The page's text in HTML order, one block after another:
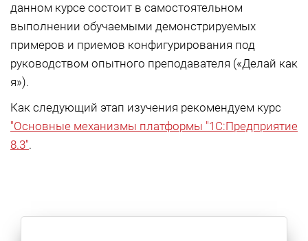
данном курсе состоит в самостоятельном
выполнении обучаемыми демонстрируемых
примеров и приемов конфигурирования под
руководством опытного преподавателя («Делай как
я»).
Как следующий этап изучения рекомендуем курс
"Основные механизмы платформы "1С:Предприятие
8.3".